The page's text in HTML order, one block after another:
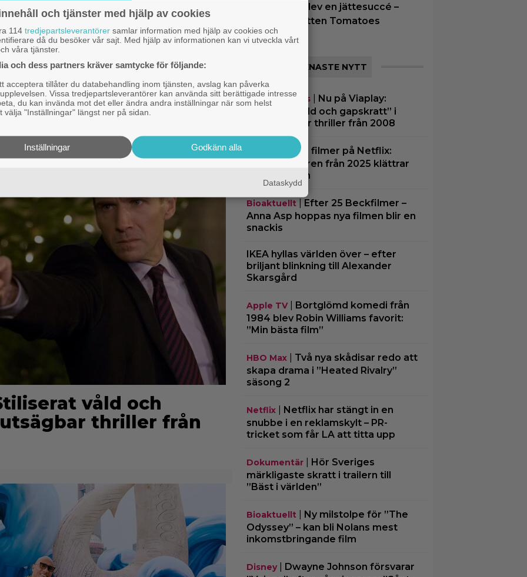
thrillern som
över: ”Bra film”
våld och
thriller från
klassiker blev en jättesuccé –
97% på Rotten Tomatoes
SENASTE NYTT
Streamingtips| Nu på Viaplay:
”Stiliserat våld och gapskratt” i
oförutsägbar thriller från 2008
3 nya filmer på Netflix:
Oscarsvinnaren från 2025 klättrar
på topplistan
Bioaktuellt| Efter 25 Beckfilmer –
Anna Asp hoppas nya filmen blir en
snackis
IKEA hyllas världen över – efter
briljant blinkning till Alexander
Skarsgård
Apple TV| Bortglömd komedi från
1984 blev Robin Williams favorit:
”Min bästa film”
HBO Max| Två nya skådisar redo att
skapa drama i ”Heated Rivalry”
säsong 2
Netflix| Netflix har stängt in en
snubbe i en reklamskylt – PR-
tricket som får LA att titta upp
Dokumentär| Hör Sveriges
märkligaste skratt i trailern till
”Bäst i världen”
Bioaktuellt| Ny milstolpe för ”The
Odyssey” – kan bli Nolans mest
inkomstbringande film
Disney| Dwayne Johnson försvarar
och tjänster med hjälp av cookies
114 tredjepartsleverantörer samlar information med hjälp av cookies och
då du besöker vår sajt. Med hjälp av informationen kan vi utveckla vårt
våra tjänster.
och dess partners kräver samtycke för följande:
acceptera tillåter du databehandling inom tjänsten, avslag kan påverka
Vissa tredjepartsleverantörer kan använda sitt berättigade intresse
du kan invända mot det eller ändra andra inställningar när som helst
välja "Inställningar" längst ner på sidan.
Godkänn alla
Inställningar
Dataskydd